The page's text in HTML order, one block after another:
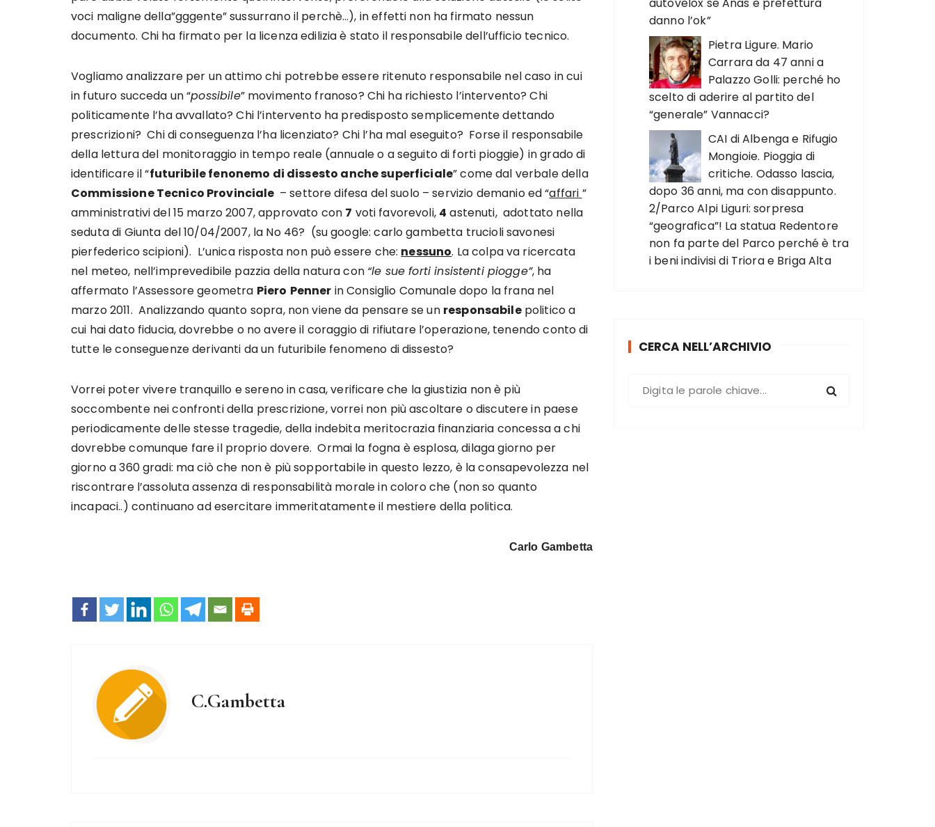
voci maligne della”gggente” sussurrano il perchè…), in effetti non ha firmato nessun
documento. Chi ha firmato per la licenza edilizia è stato il responsabile dell’ufficio tecnico.
Vogliamo analizzare per un attimo chi potrebbe essere ritenuto responsabile nel caso in cui
in futuro succeda un “possibile” movimento franoso? Chi ha richiesto l’intervento? Chi
politicamente l’ha avvallato? Chi l’intervento ha predisposto semplicemente dettando
prescrizioni? Chi di conseguenza l’ha licenziato? Chi l’ha mal eseguito? Forse il responsabile
della lettura del monitoraggio in tempo reale (annuale o a seguito di forti pioggie) in grado di
identificare il “futuribile fenonemo di dissesto anche superficiale” come dal verbale della
Commissione Tecnico Provinciale – settore difesa del suolo – servizio demanio ed “affari ”
amministrativi del 15 marzo 2007, approvato con 7 voti favorevoli, 4 astenuti, adottato nella
seduta di Giunta del 10/04/2007, la No 46? (su google: carlo gambetta trucioli savonesi
pierfederico scipioni). L’unica risposta non può essere che: nessuno. La colpa va ricercata
nel meteo, nell’imprevedibile pazzia della natura con “le sue forti insistenti piogge”, ha
affermato l’Assessore geometra Piero Penner in Consiglio Comunale dopo la frana nel
marzo 2011. Analizzando quanto sopra, non viene da pensare se un responsabilepolitico a
cui hai dato fiducia, dovrebbe o no avere il coraggio di rifiutare l’operazione, tenendo conto di
tutte le conseguenze derivanti da un futuribile fenomeno di dissesto?
Vorrei poter vivere tranquillo e sereno in casa, verificare che la giustizia non è più
soccombente nei confronti della prescrizione, vorrei non più ascoltare o discutere in paese
periodicamente delle stesse tragedie, della indebita meritocrazia finanziaria concessa a chi
dovrebbe comunque fare il proprio dovere. Ormai la fogna è esplosa, dilaga giorno per
giorno a 360 gradi: ma ciò che non è più sopportabile in questo lezzo, è la consapevolezza nel
riscontrare l’assoluta assenza di responsabilità morale in coloro che (non so quanto
incapaci..) continuano ad esercitare immeritatamente il mestiere della politica.
Carlo Gambetta
C.Gambetta
danno l’ok”
Pietra Ligure. Mario
Carrara da 47 anni a
Palazzo Golli: perché ho
scelto di aderire al partito del
“generale” Vannacci?
CAI di Albenga e Rifugio
Mongioie. Pioggia di
critiche. Odasso lascia,
dopo 36 anni, ma con disappunto.
2/Parco Alpi Liguri: sorpresa
“geografica”! La statua Redentore
non fa parte del Parco perché è tra
i beni indivisi di Triora e Briga Alta
CERCA NELL’ARCHIVIO